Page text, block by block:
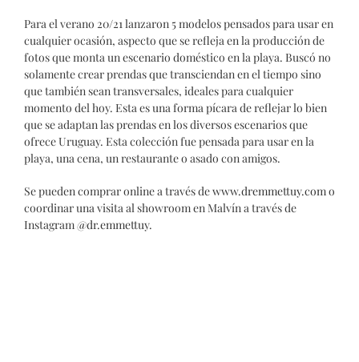
Para el verano 20/21 lanzaron 5 modelos pensados para usar en
cualquier ocasión, aspecto que se refleja en la producción de
fotos que monta un escenario doméstico en la playa. Buscó no
solamente crear prendas que transciendan en el tiempo sino
que también sean transversales, ideales para cualquier
momento del hoy. Esta es una forma pícara de reflejar lo bien
que se adaptan las prendas en los diversos escenarios que
ofrece Uruguay. Esta colección fue pensada para usar en la
playa, una cena, un restaurante o asado con amigos.
Se pueden comprar online a través dewww.dremmettuy.como
coordinar una visita al showroom en Malvín a través de
Instagram@dr.emmettuy.